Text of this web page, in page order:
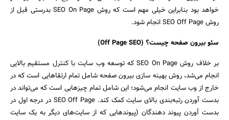
خواهد بود بنابراین خیلی مهم است که روش SEO On Page بدرستی قبل از
روش SEO Off Page انجام شود.
سئو بیرون صفحه چیست؟ (Off Page SEO)
بر خلاف روش SEO On Page که توسعه وب سایت با کنترل مستقیم بالایی
انجام می‌شد، روش بهینه سازی بیرون صفحه شامل تمام ارتقاهایی است که در
خارج از وب سایت انجام می‌شود؛ این شامل تمام چیزهایی است که می‌تواند در
بدست آوردن رتبه‌بندی بالای سایت کمک کند. SEO Off Page در درجه اول در
بدست آوردن پیوند دهندگان (پیوندهایی که از سایت‌های دیگر به یک سایت